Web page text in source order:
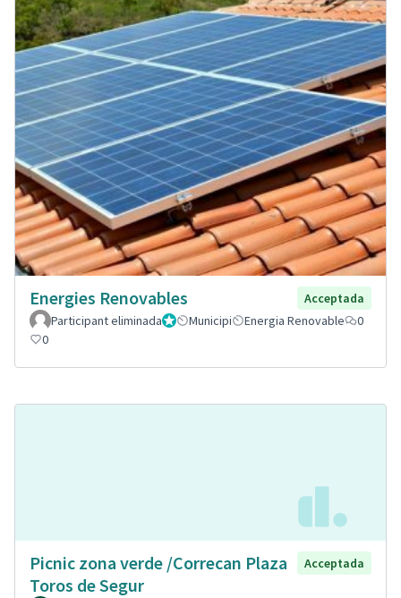
Energies Renovables
Acceptada
Participant eliminadaAdministrador
Municipi Energia Renovable
0
0
Picnic zona verde /Correcan Plaza
Toros de Segur
Acceptada